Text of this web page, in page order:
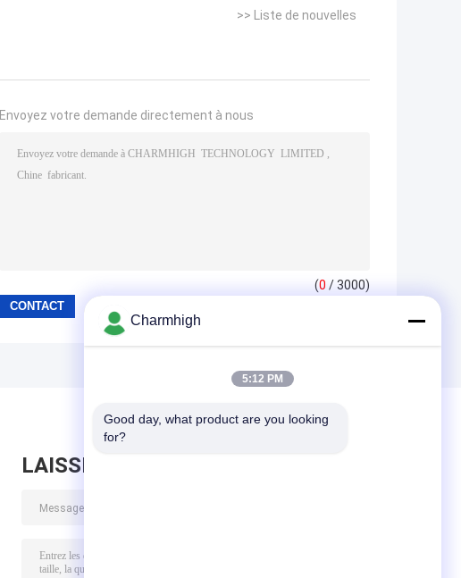
>> Liste de nouvelles
Envoyez votre demande directement à nous
(0 / 3000)
LAISSEZ UN MESSAGE
Charmhigh
5:12 PM
Good day, what product are you looking
for?